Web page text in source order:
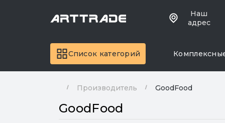
Наш
адрес
Список категорий
Производитель GoodFood
GoodFood